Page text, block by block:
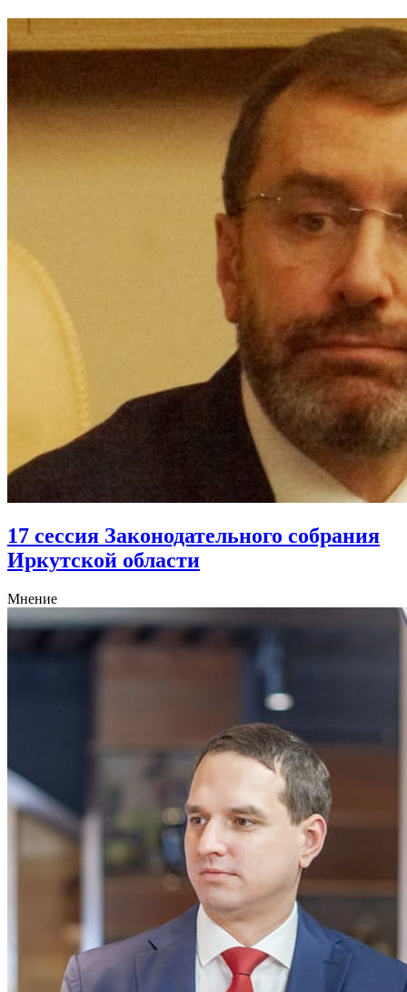
17 сессия Законодательного собрания
Иркутской области
Мнение